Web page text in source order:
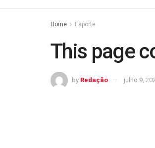
Home Esporte
This page
by Redação julho 9,